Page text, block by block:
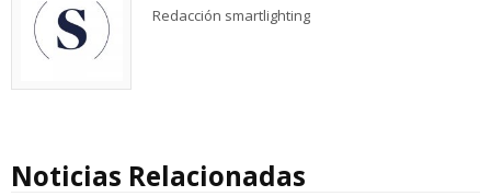
Redacción smartlighting
Noticias Relacionadas